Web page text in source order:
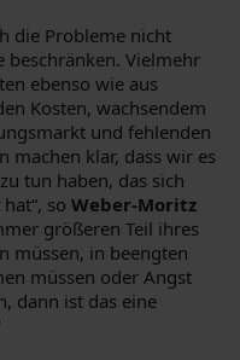
die Probleme nicht
beschränken. Vielmehr
ebenso wie aus
Kosten, wachsendem
und fehlenden
machen klar, dass wir es
tun haben, das sich
so Weber-Moritz
größeren Teil ihres
müssen, in beengten
müssen oder Angst
dann ist das eine